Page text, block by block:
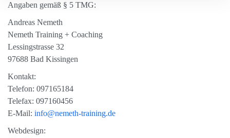
Angaben gemäß § 5 TMG:
Andreas Nemeth
Nemeth Training + Coaching
Lessingstrasse 32
97688 Bad Kissingen
Kontakt:
Telefon: 097165184
Telefax: 097160456
E-Mail: info@nemeth-training.de
Webdesign: